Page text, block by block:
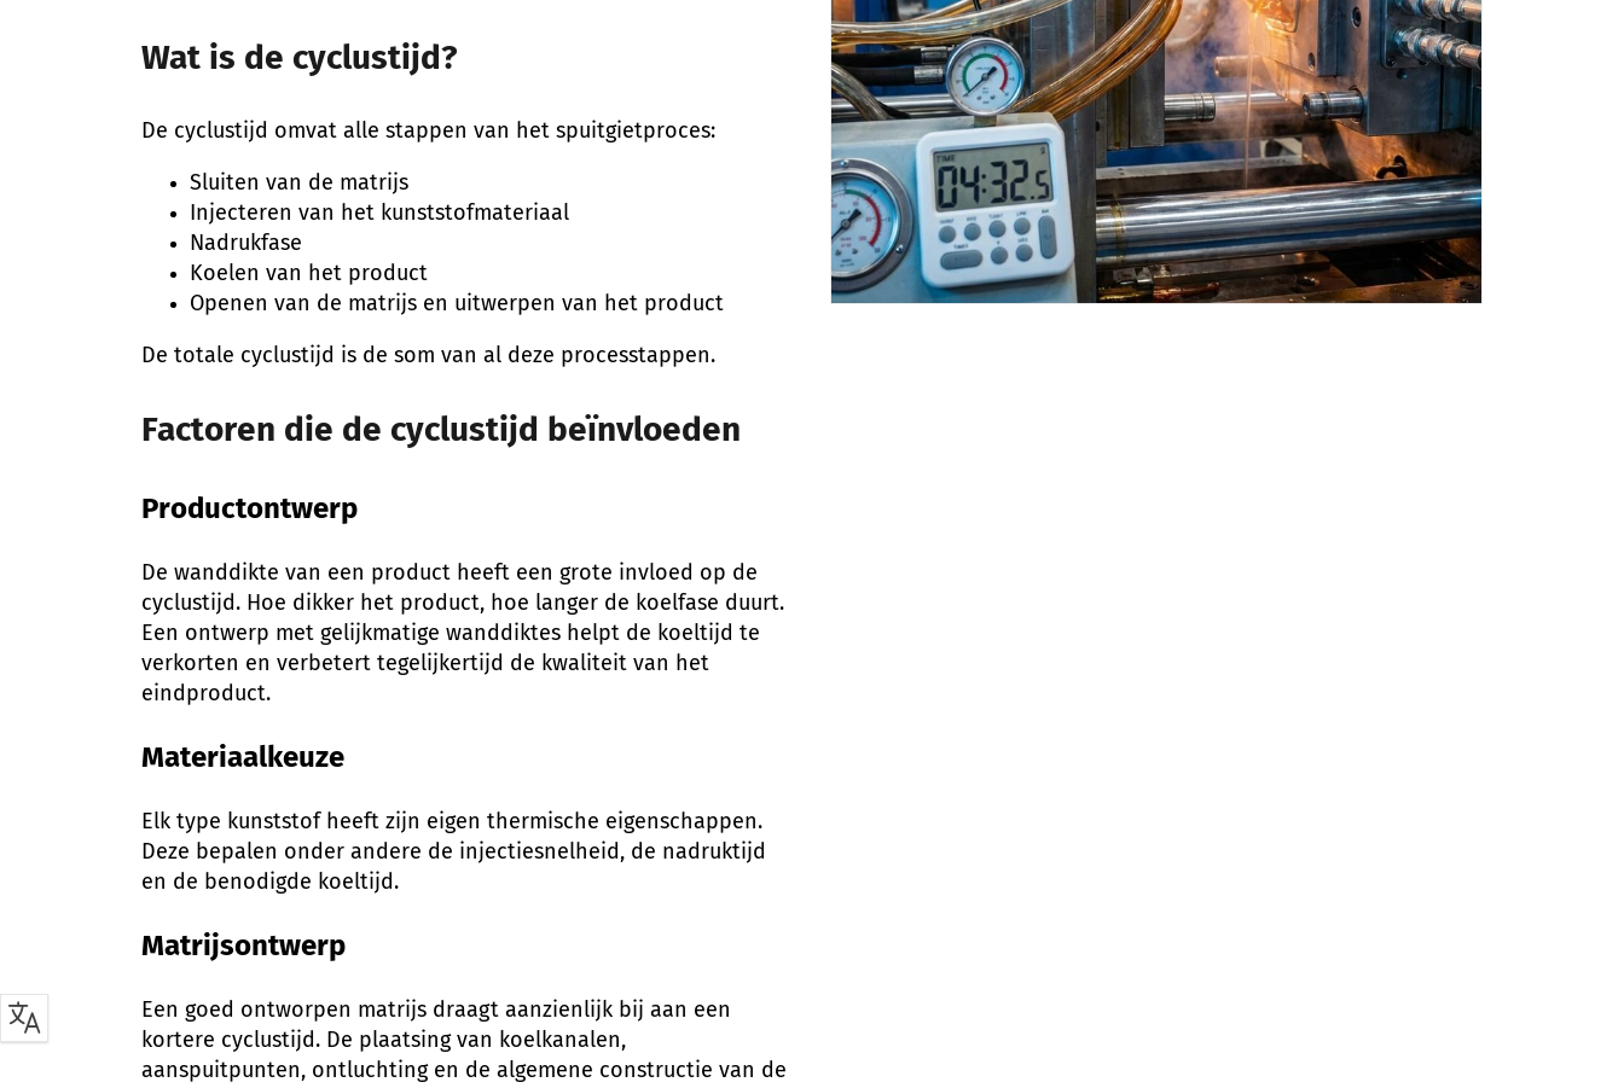
Wat is de cyclustijd?
De cyclustijd omvat alle stappen van het spuitgietproces:
Sluiten van de matrijs
Injecteren van het kunststofmateriaal
Nadrukfase
Koelen van het product
Openen van de matrijs en uitwerpen van het product
De totale cyclustijd is de som van al deze processtappen.
Factoren die de cyclustijd beïnvloeden
Productontwerp
De wanddikte van een product heeft een grote invloed op de
cyclustijd. Hoe dikker het product, hoe langer de koelfase duurt.
Een ontwerp met gelijkmatige wanddiktes helpt de koeltijd te
verkorten en verbetert tegelijkertijd de kwaliteit van het
eindproduct.
Materiaalkeuze
Elk type kunststof heeft zijn eigen thermische eigenschappen.
Deze bepalen onder andere de injectiesnelheid, de nadruktijd
en de benodigde koeltijd.
Matrijsontwerp
Een goed ontworpen matrijs draagt aanzienlijk bij aan een
kortere cyclustijd. De plaatsing van koelkanalen,
aanspuitpunten, ontluchting en de algemene constructie van de